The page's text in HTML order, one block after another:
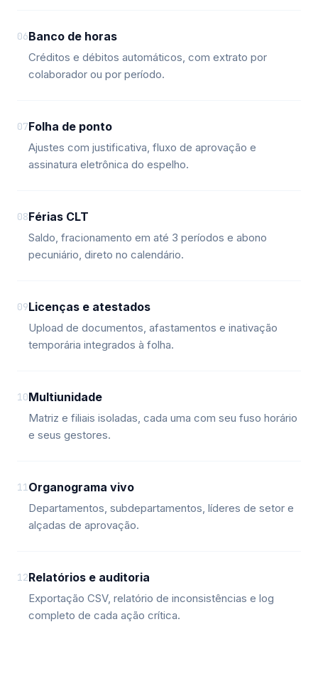
06Banco de horas
Créditos e débitos automáticos, com extrato por
colaborador ou por período.
07Folha de ponto
Ajustes com justificativa, fluxo de aprovação e
assinatura eletrônica do espelho.
08Férias CLT
Saldo, fracionamento em até 3 períodos e abono
pecuniário, direto no calendário.
09Licenças e atestados
Upload de documentos, afastamentos e inativação
temporária integrados à folha.
10Multiunidade
Matriz e filiais isoladas, cada uma com seu fuso horário
e seus gestores.
11Organograma vivo
Departamentos, subdepartamentos, líderes de setor e
alçadas de aprovação.
12Relatórios e auditoria
Exportação CSV, relatório de inconsistências e log
completo de cada ação crítica.